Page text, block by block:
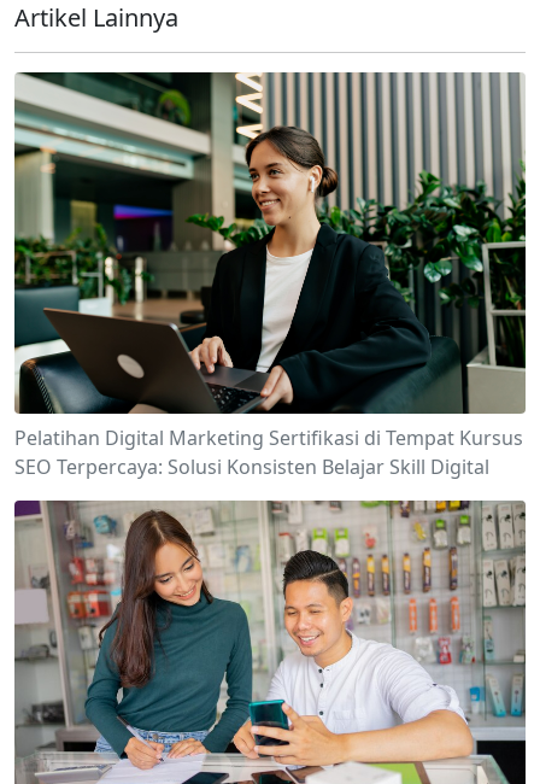
Artikel Lainnya
Pelatihan Digital Marketing Sertifikasi di Tempat Kursus
SEO Terpercaya: Solusi Konsisten Belajar Skill Digital